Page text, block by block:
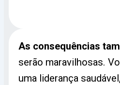
As consequências
serão maravilhosas.
uma liderança